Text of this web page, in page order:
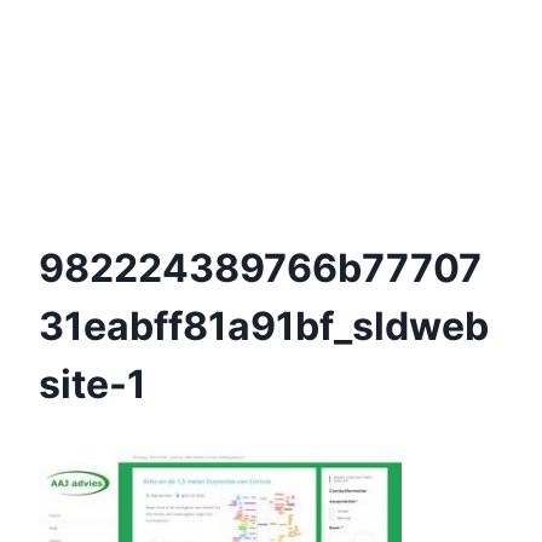
982224389766b77707
31eabff81a91bf_sldweb
Site-1